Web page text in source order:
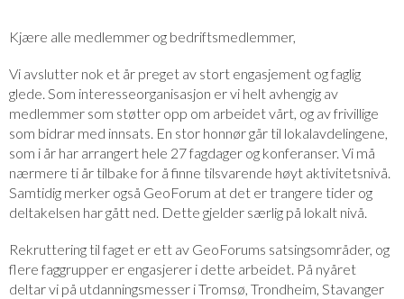
Kjære alle medlemmer og bedriftsmedlemmer,
Vi avslutter nok et år preget av stort engasjement og faglig
glede. Som interesseorganisasjon er vi helt avhengig av
medlemmer som støtter opp om arbeidet vårt, og av frivillige
som bidrar med innsats. En stor honnør går til lokalavdelingene,
som i år har arrangert hele 27 fagdager og konferanser. Vi må
nærmere ti år tilbake for å finne tilsvarende høyt aktivitetsnivå.
Samtidig merker også GeoForum at det er trangere tider og
deltakelsen har gått ned. Dette gjelder særlig på lokalt nivå.
Rekruttering til faget er ett av GeoForums satsingsområder, og
flere faggrupper er engasjerer i dette arbeidet. På nyåret
deltar vi på utdanningsmesser i Tromsø, Trondheim, Stavanger